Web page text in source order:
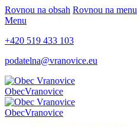
Rovnou na obsah Rovnou na menu
Menu
+420 519 433 103
podatelna@vranovice.eu
ObecVranovice
ObecVranovice